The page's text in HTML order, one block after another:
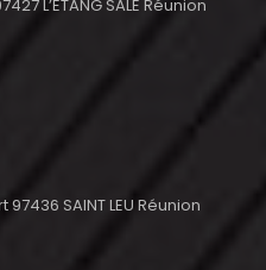
L’ETANG SALE Réunion
SAINT LEU Réunion